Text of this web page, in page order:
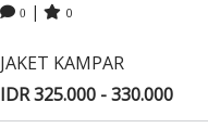
0 | 0
JAKET KAMPAR
IDR 325.000 - 330.000